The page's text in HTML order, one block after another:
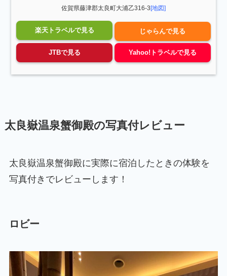
佐賀県藤津郡太良町大浦乙316-3[地図]
楽天トラベルで見る じゃらんで見る
JTBで見る Yahoo!トラベルで見る
太良嶽温泉蟹御殿の写真付レビュー
太良嶽温泉蟹御殿に実際に宿泊したときの体験を
写真付きでレビューします！
ロビー